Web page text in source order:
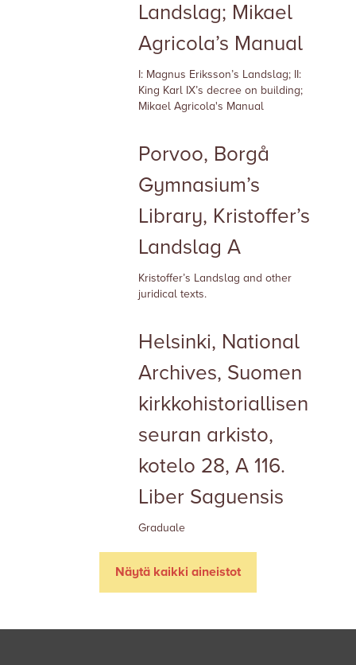
Landslag; Mikael
Agricola’s Manual
I: Magnus Eriksson’s Landslag; II:
King Karl IX’s decree on building;
Mikael Agricola's Manual
Porvoo, Borgå
Gymnasium’s
Library, Kristoffer’s
Landslag A
Kristoffer’s Landslag and other
juridical texts.
Helsinki, National
Archives, Suomen
kirkkohistoriallisen
seuran arkisto,
kotelo 28, A 116.
Liber Saguensis
Graduale
Näytä kaikki aineistot